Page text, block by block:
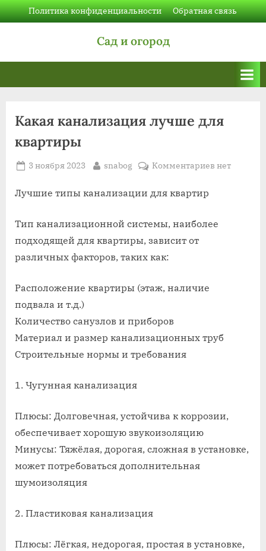
Skip
to
Политика конфиденциальности Обратная связь
Сад и огород
Какая канализация лучше для
квартиры
Posted
3 ноября 2023 By
snabog Комментариевкнет
Лучшие типы канализации для квартир
Тип канализационной системы, наиболее
подходящей для квартиры, зависит от
различных факторов, таких как:
Расположение квартиры (этаж, наличие
подвала и т.д.)
Количество санузлов и приборов
Материал и размер канализационных труб
Строительные нормы и требования
1. Чугунная канализация
Плюсы: Долговечная, устойчива к коррозии,
обеспечивает хорошую звукоизоляцию
Минусы: Тяжёлая, дорогая, сложная в установке,
может потребоваться дополнительная
шумоизоляция
2. Пластиковая канализация
Плюсы: Лёгкая, недорогая, простая в установке,